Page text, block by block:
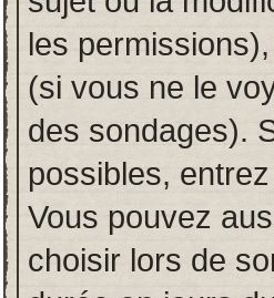
les
(si vous ne le
des sondages).
possibles,
Vous pouvez
choisir lors de